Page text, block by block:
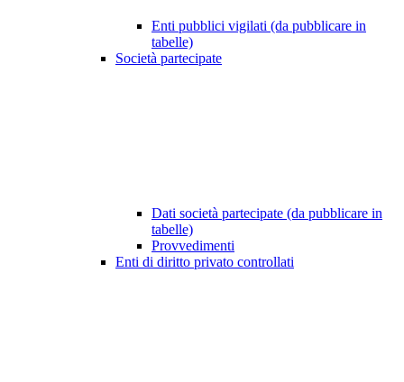
Enti pubblici vigilati (da pubblicare in
tabelle)
Società partecipate
Dati società partecipate (da pubblicare in
tabelle)
Provvedimenti
Enti di diritto privato controllati